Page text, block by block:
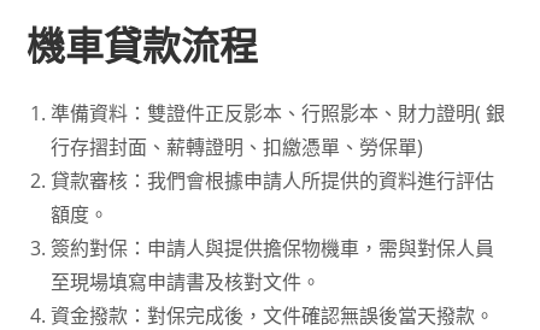
機車貸款流程
準備資料：雙證件正反影本、行照影本、財力證明( 銀
行存摺封面、薪轉證明、扣繳憑單、勞保單)
貸款審核：我們會根據申請人所提供的資料進行評估
額度。
簽約對保：申請人與提供擔保物機車，需與對保人員
至現場填寫申請書及核對文件。
資金撥款：對保完成後，文件確認無誤後當天撥款。